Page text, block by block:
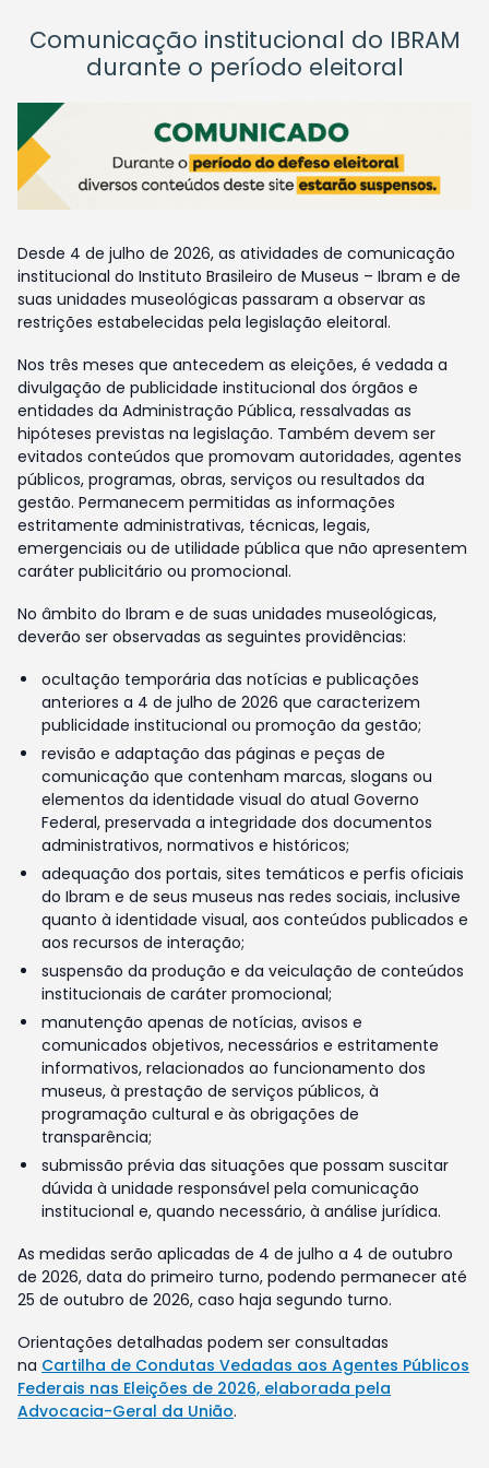
Comunicação institucional do IBRAM
durante o período eleitoral
Desde 4 de julho de 2026, as atividades de comunicação
institucional do Instituto Brasileiro de Museus – Ibram e de
suas unidades museológicas passaram a observar as
restrições estabelecidas pela legislação eleitoral.
Nos três meses que antecedem as eleições, é vedada a
divulgação de publicidade institucional dos órgãos e
entidades da Administração Pública, ressalvadas as
hipóteses previstas na legislação. Também devem ser
evitados conteúdos que promovam autoridades, agentes
públicos, programas, obras, serviços ou resultados da
gestão. Permanecem permitidas as informações
estritamente administrativas, técnicas, legais,
emergenciais ou de utilidade pública que não apresentem
caráter publicitário ou promocional.
No âmbito do Ibram e de suas unidades museológicas,
deverão ser observadas as seguintes providências:
ocultação temporária das notícias e publicações
anteriores a 4 de julho de 2026 que caracterizem
publicidade institucional ou promoção da gestão;
revisão e adaptação das páginas e peças de
comunicação que contenham marcas, slogans ou
elementos da identidade visual do atual Governo
Federal, preservada a integridade dos documentos
administrativos, normativos e históricos;
adequação dos portais, sites temáticos e perfis oficiais
do Ibram e de seus museus nas redes sociais, inclusive
quanto à identidade visual, aos conteúdos publicados e
aos recursos de interação;
suspensão da produção e da veiculação de conteúdos
institucionais de caráter promocional;
manutenção apenas de notícias, avisos e
comunicados objetivos, necessários e estritamente
informativos, relacionados ao funcionamento dos
museus, à prestação de serviços públicos, à
programação cultural e às obrigações de
transparência;
submissão prévia das situações que possam suscitar
dúvida à unidade responsável pela comunicação
institucional e, quando necessário, à análise jurídica.
As medidas serão aplicadas de 4 de julho a 4 de outubro
de 2026, data do primeiro turno, podendo permanecer até
25 de outubro de 2026, caso haja segundo turno.
Orientações detalhadas podem ser consultadas
na Cartilha de Condutas Vedadas aos Agentes Públicos
Federais nas Eleições de 2026, elaborada pela
Advocacia-Geral da União.